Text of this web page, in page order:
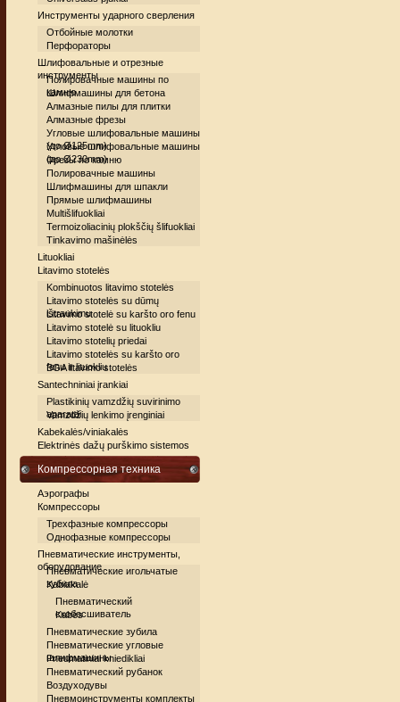
Инструменты ударного сверления
Отбойные молотки
Перфораторы
Шлифовальные и отрезные
инструменты
Полировачные машины по
камню
Шлифмашины для бетона
Алмазные пилы для плитки
Алмазные фрезы
Угловые шлифовальные машины
(до Ø125mm)
Угловые шлифовальные машины
(до Ø230mm)
Фрезы по камню
Полировачные машины
Шлифмашины для шпакли
Прямые шлифмашины
Multišlifuokliai
Termoizoliacinių plokščių šlifuokliai
Tinkavimo mašinėlės
Lituokliai
Litavimo stotelės
Kombinuotos litavimo stotelės
Litavimo stotelės su dūmų
ištraukimu
Litavimo stotelė su karšto oro fenu
Litavimo stotelė su lituokliu
Litavimo stotelių priedai
Litavimo stotelės su karšto oro
fenu ir lituokliu
BGA litavimo stotelės
Santechniniai įrankiai
Plastikinių vamzdžių suvirinimo
aparatai
Vamzdžių lenkimo įrenginiai
Kabekalės/viniakalės
Elektrinės dažų purškimo sistemos
Компрессорная техника
Аэрографы
Компрессоры
Трехфазные компрессоры
Однофазные компрессоры
Пневматические инструменты,
оборудование
Пневматические игольчатые
зубила
Kabiakalė
Пневматический
скобосшиватель
Kabės
Пневматические зубила
Пневматические угловые
шлифмашины
Pneumatiniai kniedikliai
Пневматический рубанок
Воздуходувы
Пневмоинструменты комплекты